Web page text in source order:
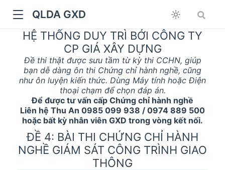
QLDA GXD
HỆ THỐNG DUY TRÌ BỞI CÔNG TY
CP GIÁ XÂY DỰNG
Đề thi thật được sưu tầm từ kỳ thi CCHN, giúp
bạn dễ dàng ôn thi Chứng chỉ hành nghề, cũng
như ôn luyện kiến thức. Dùng Máy tính hoặc Điện
thoại chạm để chọn đáp án.
Để được tư vấn cấp Chứng chỉ hành nghề
Liên hệ Thu An 0985 099 938 / 0974 889 500
hoặc bất kỳ nhân viên GXD trong vòng kết nối.
ĐỀ 4: BÀI THI CHỨNG CHỈ HÀNH
NGHỀ GIÁM SÁT CÔNG TRÌNH GIAO
THÔNG